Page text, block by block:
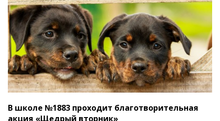
В школе №1883 проходит благотворительная
акция «Щедрый вторник»